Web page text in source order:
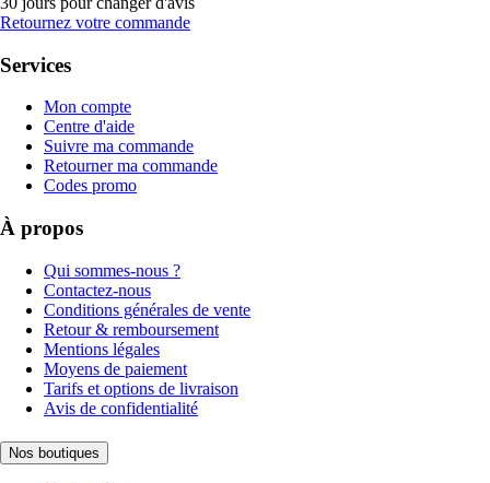
Retournez votre commande
Services
Mon compte
Centre d'aide
Suivre ma commande
Retourner ma commande
Codes promo
À propos
Qui sommes-nous ?
Contactez-nous
Conditions générales de vente
Retour & remboursement
Mentions légales
Moyens de paiement
Tarifs et options de livraison
Avis de confidentialité
Nos boutiques